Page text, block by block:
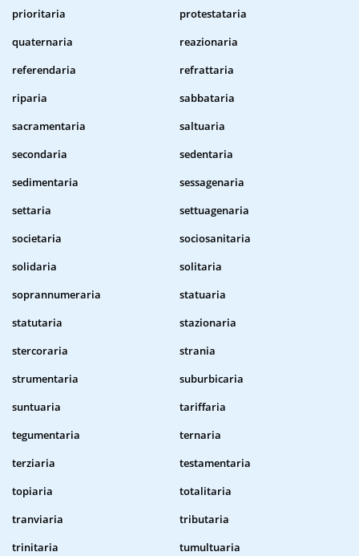
prioritaria
protestataria
quaternaria
reazionaria
referendaria
refrattaria
riparia
sabbataria
sacramentaria
saltuaria
secondaria
sedentaria
sedimentaria
sessagenaria
settaria
settuagenaria
societaria
sociosanitaria
solidaria
solitaria
soprannumeraria
statuaria
statutaria
stazionaria
stercoraria
strania
strumentaria
suburbicaria
suntuaria
tariffaria
tegumentaria
ternaria
terziaria
testamentaria
topiaria
totalitaria
tranviaria
tributaria
trinitaria
tumultuaria